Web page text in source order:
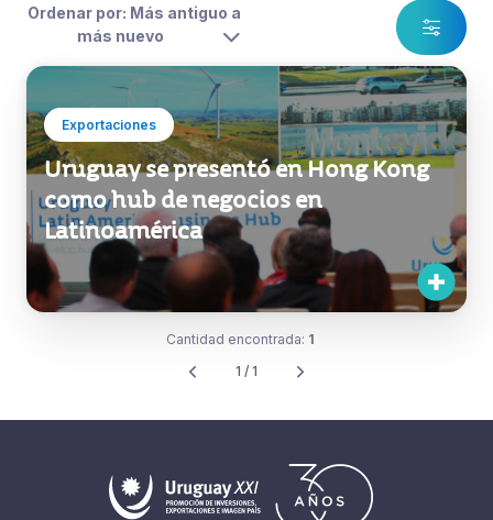
Ordenar por: Más antiguo a
más nuevo
Exportaciones
Uruguay se presentó en Hong Kong
como hub de negocios en
Latinoamérica
Cantidad encontrada: 1
1 / 1